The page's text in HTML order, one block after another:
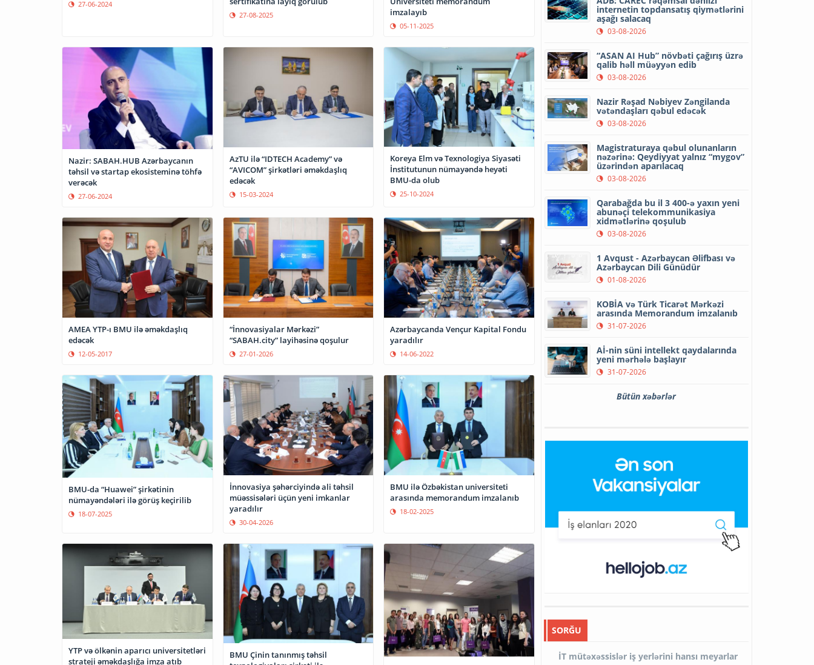
27-06-2024
27-08-2025
imzalayıb
05-11-2025
Nazir: SABAH.HUB Azərbaycanın
təhsil və startap ekosisteminə töhfə
verəcək
27-06-2024
AzTU ilə “IDTECH Academy” və
“AVICOM” şirkətləri əməkdaşlıq
edəcək
15-03-2024
Koreya Elm və Texnologiya Siyasəti
İnstitutunun nümayəndə heyəti
BMU-da olub
25-10-2024
AMEA YTP-ı BMU ilə əməkdaşlıq
edəcək
12-05-2017
“İnnovasiyalar Mərkəzi”
“SABAH.city” layihəsinə qoşulur
27-01-2026
Azərbaycanda Vençur Kapital Fondu
yaradılır
14-06-2022
BMU-da “Huawei” şirkətinin
nümayəndələri ilə görüş keçirilib
18-07-2025
İnnovasiya şəhərciyində ali təhsil
müəssisələri üçün yeni imkanlar
yaradılır
30-04-2026
BMU ilə Özbəkistan universiteti
arasında memorandum imzalanıb
18-02-2025
YTP və ölkənin aparıcı universitetləri
strateji əməkdaşlığa imza atıb
BMU Çinin tanınmış təhsil
internetin topdansatış qiymətlərini
aşağı salacaq
03-08-2026
“ASAN AI Hub” növbəti çağırış üzrə
qalib həll müəyyən edib
03-08-2026
Nazir Rəşad Nəbiyev Zəngilanda
vətəndaşları qəbul edəcək
03-08-2026
Magistraturaya qəbul olunanların
nəzərinə: Qeydiyyat yalnız “mygov”
üzərindən aparılacaq
03-08-2026
Qarabağda bu il 3 400-ə yaxın yeni
abunəçi telekommunikasiya
xidmətlərinə qoşulub
03-08-2026
1 Avqust - Azərbaycan Əlifbası və
Azərbaycan Dili Günüdür
01-08-2026
KOBİA və Türk Ticarət Mərkəzi
arasında Memorandum imzalanıb
31-07-2026
Aİ-nin süni intellekt qaydalarında
yeni mərhələ başlayır
31-07-2026
Bütün xəbərlər
SORĞU
İT mütəxəssislər iş yerlərini hansı meyarlar